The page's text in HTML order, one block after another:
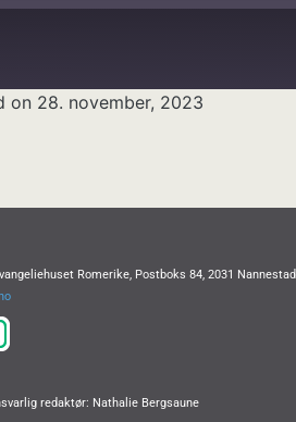
on 28. november, 2023
Romerike, Postboks 84, 2031 Nannestad
redaktør: Nathalie Bergsaune